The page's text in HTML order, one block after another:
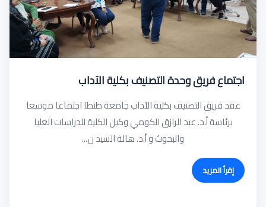
اجتماع فريق وحدة التصنيف بكلية الآداب
عقد فريق التصنيف بكلية الآداب جامعة طنطا اجتماعا موسعا
برئاسة أ.د. عبد الرازق الكومي وكيل الكلية للدراسات العليا
والبحوث و أ.د. هالة السيد ن...
إقرأ المزيد